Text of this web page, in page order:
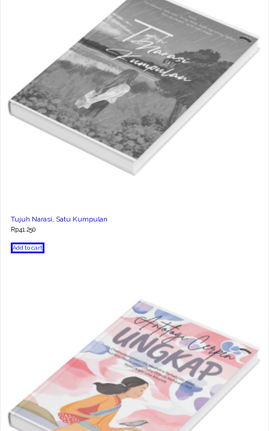
Tujuh Narasi, Satu Kumpulan
Rp41.250
Add to cart